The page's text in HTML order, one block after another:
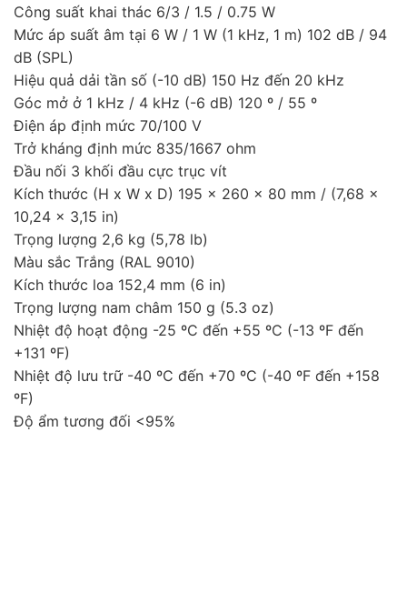
Công suất khai thác 6/3 / 1.5 / 0.75 W
Mức áp suất âm tại 6 W / 1 W (1 kHz, 1 m) 102 dB / 94
dB (SPL)
Hiệu quả dải tần số (-10 dB) 150 Hz đến 20 kHz
Góc mở ở 1 kHz / 4 kHz (-6 dB) 120 º / 55 º
Điện áp định mức 70/100 V
Trở kháng định mức 835/1667 ohm
Đầu nối 3 khối đầu cực trục vít
Kích thước (H x W x D) 195 x 260 x 80 mm / (7,68 x
10,24 x 3,15 in)
Trọng lượng 2,6 kg (5,78 lb)
Màu sắc Trắng (RAL 9010)
Kích thước loa 152,4 mm (6 in)
Trọng lượng nam châm 150 g (5.3 oz)
Nhiệt độ hoạt động -25 ºC đến +55 ºC (-13 ºF đến
+131 ºF)
Nhiệt độ lưu trữ -40 ºC đến +70 ºC (-40 ºF đến +158
ºF)
Độ ẩm tương đối <95%